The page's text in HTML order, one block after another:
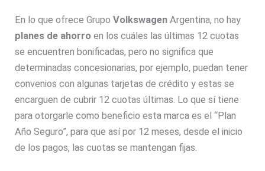
En lo que ofrece GrupoVolkswagen Argentina, no hay
planes de ahorro en los cuáles las últimas 12 cuotas
se encuentren bonificadas, pero no significa que
determinadas concesionarias, por ejemplo, puedan tener
convenios con algunas tarjetas de crédito y estas se
encarguen de cubrir 12 cuotas últimas. Lo que sí tiene
para otorgarle como beneficio esta marca es el “Plan
Año Seguro”, para que así por 12 meses, desde el inicio
de los pagos, las cuotas se mantengan fijas.